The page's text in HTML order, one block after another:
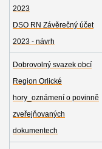
2023
DSO RN Závěrečný účet
2023 - návrh
Dobrovolný svazek obcí
Region Orlické
hory_oznámení o povinně
zveřejňovaných
dokumentech